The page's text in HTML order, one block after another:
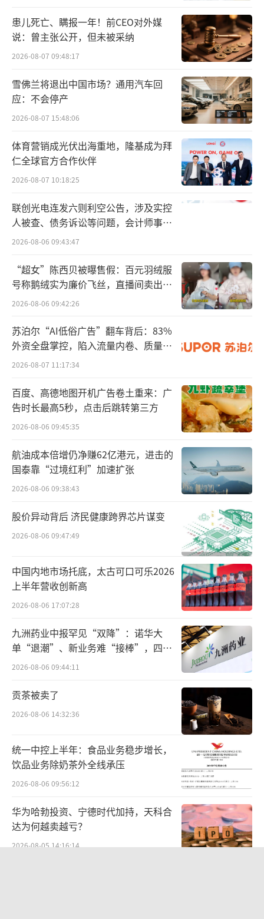
此外，还有一项价值2300万美元的年度股
权奖励，将在多年内支付。
如果以上奖励全额兑现，Niccol将获得超
过1.1亿美元。去年，Niccol在Chipotle的总薪
酬为2247万美元，另有价值数千万美元的未兑
现奖励。
求贤若渴的星巴克给了Niccol更多便利，
他甚至不需要搬到星巴克的西雅图总部，星巴
克会在加利福尼亚州Newport Beach建立小型
远程办公室。Chipotle也曾为了Niccol将总部
从丹佛搬到了这里。
不搬家的CEO
在这次轰动的人事变动之后，星巴克创始
人舒尔茨的老朋友、现任董事会主席MellodyH
obson揭秘了背后的故事。
她在接受采访时表示，董事会一段时间以
来一直在考虑公司发展，董事会与Niccol没有
特别的联系，但将他视为可能取代原CEO Lax
man Narasimhan的最佳人选。
Hobson让一位值得信赖的同事给Niccol打
了个电话，双方初步讨论了情况。Hobson说当
Niccol接听电话时，她很激动、随后从欧洲飞
到加利福尼亚，亲自与Niccol见面。
星巴克董事会亲自处理了整个招聘过程，
只借用了少许外部顾问来完成步骤。流程的后
期，董事会让创始人舒尔茨参与进来，舒尔茨
全心支持了新人选。
Niccol在原公司Chipotle工作了6年，扭转
克为了吸引他跳槽，提供了首席执行官和董事
会主席两个职位。
患儿死亡、瞒报一年！前CEO对外媒
说：曾主张公开，但未被采纳
2026-08-07 09:48:17
雪佛兰将退出中国市场？通用汽车回
应：不会停产
2026-08-07 15:48:06
体育营销成光伏出海重地，隆基成为拜
仁全球官方合作伙伴
2026-08-07 10:18:25
联创光电连发六则利空公告，涉及实控
人被查、债务诉讼等问题，会计师事务
所曾出具“保留意见”
2026-08-06 09:43:47
“超女”陈西贝被曝售假：百元羽绒服
号称鹅绒实为廉价飞丝，直播间卖出超
百万元
2026-08-06 09:42:26
苏泊尔“AI低俗广告”翻车背后：83%
外资全盘掌控，陷入流量内卷、质量频
发的负循环
2026-08-07 11:17:34
百度、高德地图开机广告卷土重来：广
告时长最高5秒，点击后跳转第三方
2026-08-06 09:45:35
航油成本倍增仍净赚62亿港元，进击的
国泰靠“过境红利”加速扩张
2026-08-06 09:38:43
股价异动背后 济民健康跨界芯片谋变
2026-08-06 09:47:49
中国内地市场托底，太古可口可乐2026
上半年营收创新高
2026-08-06 17:07:28
九洲药业中报罕见“双降”：诺华大
单“退潮”、新业务难“接棒”，四大
难关待闯
2026-08-06 09:44:11
贡茶被卖了
2026-08-06 14:32:36
统一中控上半年：食品业务稳步增长，
饮品业务除奶茶外全线承压
2026-08-06 09:56:12
华为哈勃投资、宁德时代加持，天科合
达为何越卖越亏？
2026-08-05 14:16:14